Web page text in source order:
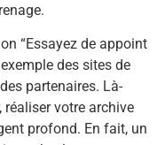
“Essayez de appoint
des sites de
partenaires. Là-
réaliser votre archive
profond. En fait, un